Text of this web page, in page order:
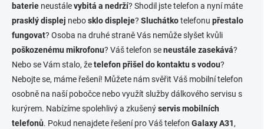
d
a
c
í
p
r
v
k
y
v
ý
baterie neustálevybitá a nedrží? Shodil jste telefon a nyní máte
prasklý displej nebosklo displeje? Sluchátkotelefonu přestalo
fungovat? Osoba na druhé straně Vás nemůže slyšet kvůli
poškozenému mikrofonu? Váš telefon seneustále zasekává?
Nebo se Vám stalo, žetelefon přišel do kontaktu s vodou?
Nebojte se, máme řešení! Můžete nám svěřit Váš mobilní telefon
osobně na naší pobočce nebo využít služby dálkového servisu s
kurýrem. Nabízíme spolehlivý a zkušenýservis mobilních
telefonů. Pokud nenajdete řešení pro Váš telefon Galaxy A31,